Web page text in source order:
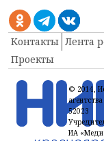
Контакты Лента
Проекты
© 2014,
52023
ИА